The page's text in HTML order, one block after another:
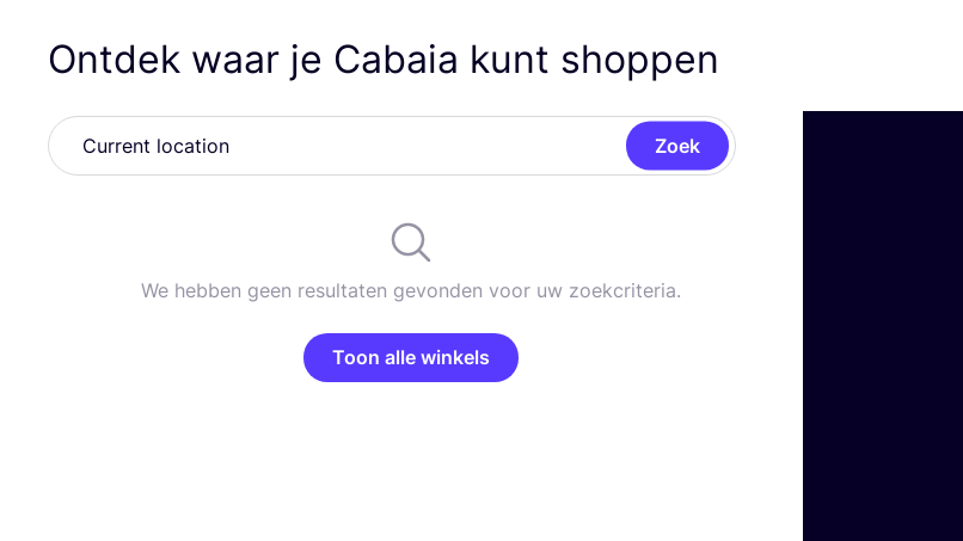
Ontdek waar je Cabaia kunt shoppen
Zoek
We hebben geen resultaten gevonden voor uw zoekcriteria.
Toon alle winkels